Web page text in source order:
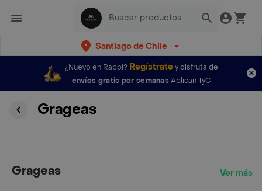
Santiago de Chile
¿Nuevo en Rappi? Regístratey disfruta de
envíos gratis por semanas Aplican TyC
Grageas
Grageas Ver más